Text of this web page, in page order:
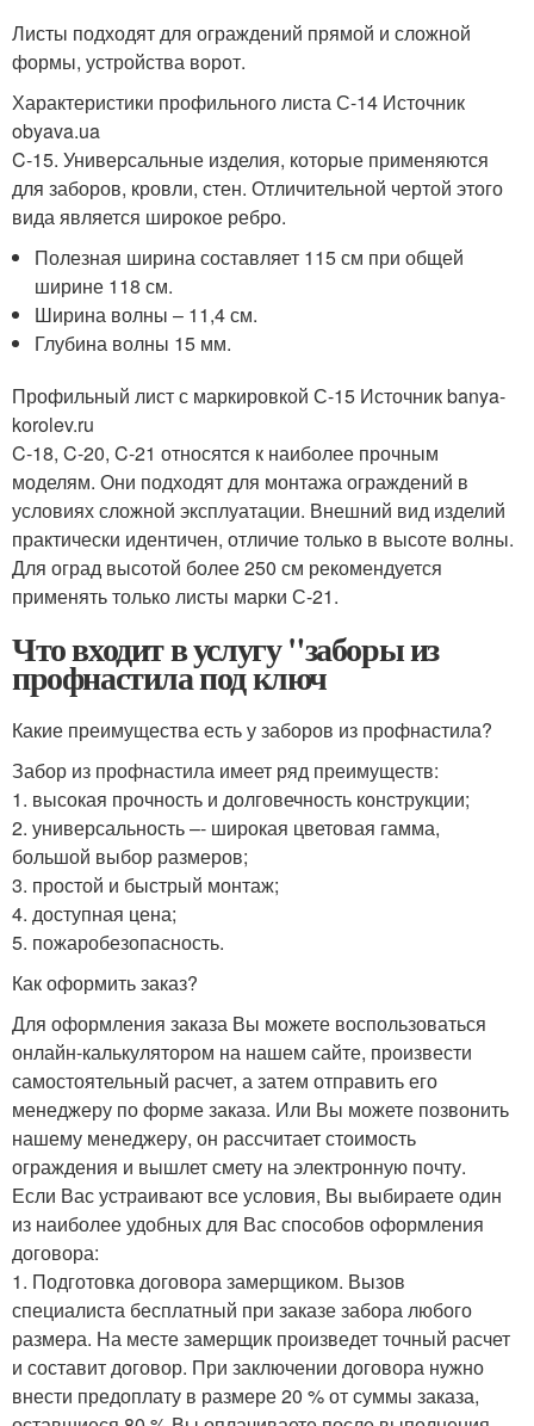
Листы подходят для ограждений прямой и сложной
формы, устройства ворот.
Характеристики профильного листа С-14 Источник
obyava.ua
C-15. Универсальные изделия, которые применяются
для заборов, кровли, стен. Отличительной чертой этого
вида является широкое ребро.
Полезная ширина составляет 115 см при общей
ширине 118 см.
Ширина волны – 11,4 см.
Глубина волны 15 мм.
Профильный лист с маркировкой С-15 Источник banya-
korolev.ru
C-18, C-20, C-21 относятся к наиболее прочным
моделям. Они подходят для монтажа ограждений в
условиях сложной эксплуатации. Внешний вид изделий
практически идентичен, отличие только в высоте волны.
Для оград высотой более 250 см рекомендуется
применять только листы марки С-21.
Что входит в услугу "заборы из
профнастила под ключ
Какие преимущества есть у заборов из профнастила?
Забор из профнастила имеет ряд преимуществ:
1. высокая прочность и долговечность конструкции;
2. универсальность –- широкая цветовая гамма,
большой выбор размеров;
3. простой и быстрый монтаж;
4. доступная цена;
5. пожаробезопасность.
Как оформить заказ?
Для оформления заказа Вы можете воспользоваться
онлайн-калькулятором на нашем сайте, произвести
самостоятельный расчет, а затем отправить его
менеджеру по форме заказа. Или Вы можете позвонить
нашему менеджеру, он рассчитает стоимость
ограждения и вышлет смету на электронную почту.
Если Вас устраивают все условия, Вы выбираете один
из наиболее удобных для Вас способов оформления
договора:
1. Подготовка договора замерщиком. Вызов
специалиста бесплатный при заказе забора любого
размера. На месте замерщик произведет точный расчет
и составит договор. При заключении договора нужно
внести предоплату в размере 20 % от суммы заказа,